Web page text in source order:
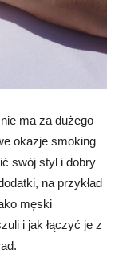
ma za dużego
okazje smoking
swój styl i dobry
na przykład
męski
i jak łączyć je z